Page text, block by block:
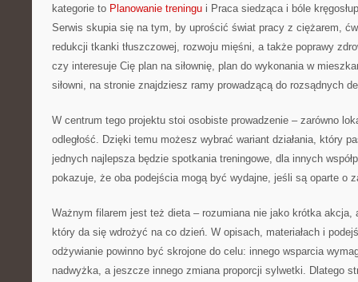
kategorie to Planowanie treningu i Praca siedząca i bóle
Serwis skupia się na tym, by uprościć świat pracy z ciężarem,
redukcji tkanki tłuszczowej, rozwoju mięśni, a także poprawy
czy interesuje Cię plan na siłownię, plan do wykonania w
siłowni, na stronie znajdziesz ramy prowadzącą do rozsądnych
W centrum tego projektu stoi osobiste prowadzenie – zarówno
odległość. Dzięki temu możesz wybrać wariant działania, który
jednych najlepsza będzie spotkania treningowe, dla innych
pokazuje, że oba podejścia mogą być wydajne, jeśli są oparte o
Ważnym filarem jest też dieta – rozumiana nie jako krótka akcja,
który da się wdrożyć na co dzień. W opisach, materiałach i
odżywianie powinno być skrojone do celu: innego wsparcia
nadwyżka, a jeszcze innego zmiana proporcji sylwetki. Dlatego